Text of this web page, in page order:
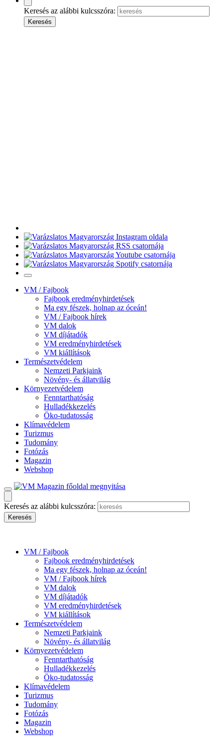
Keresés az alábbi kulcsszóra:
VM / Fajbook
Fajbook eredményhirdetések
Ma egy fészek, holnap az óceán!
VM / Fajbook hírek
VM dalok
VM díjátadók
VM eredményhirdetések
VM kiállítások
Természetvédelem
Nemzeti Parkjaink
Növény- és állatvilág
Környezetvédelem
Fenntarthatóság
Hulladékkezelés
Öko-tudatosság
Klímavédelem
Turizmus
Tudomány
Fotózás
Magazin
Webshop
Keresés az alábbi kulcsszóra:
VM / Fajbook
Fajbook eredményhirdetések
Ma egy fészek, holnap az óceán!
VM / Fajbook hírek
VM dalok
VM díjátadók
VM eredményhirdetések
VM kiállítások
Természetvédelem
Nemzeti Parkjaink
Növény- és állatvilág
Környezetvédelem
Fenntarthatóság
Hulladékkezelés
Öko-tudatosság
Klímavédelem
Turizmus
Tudomány
Fotózás
Magazin
Webshop